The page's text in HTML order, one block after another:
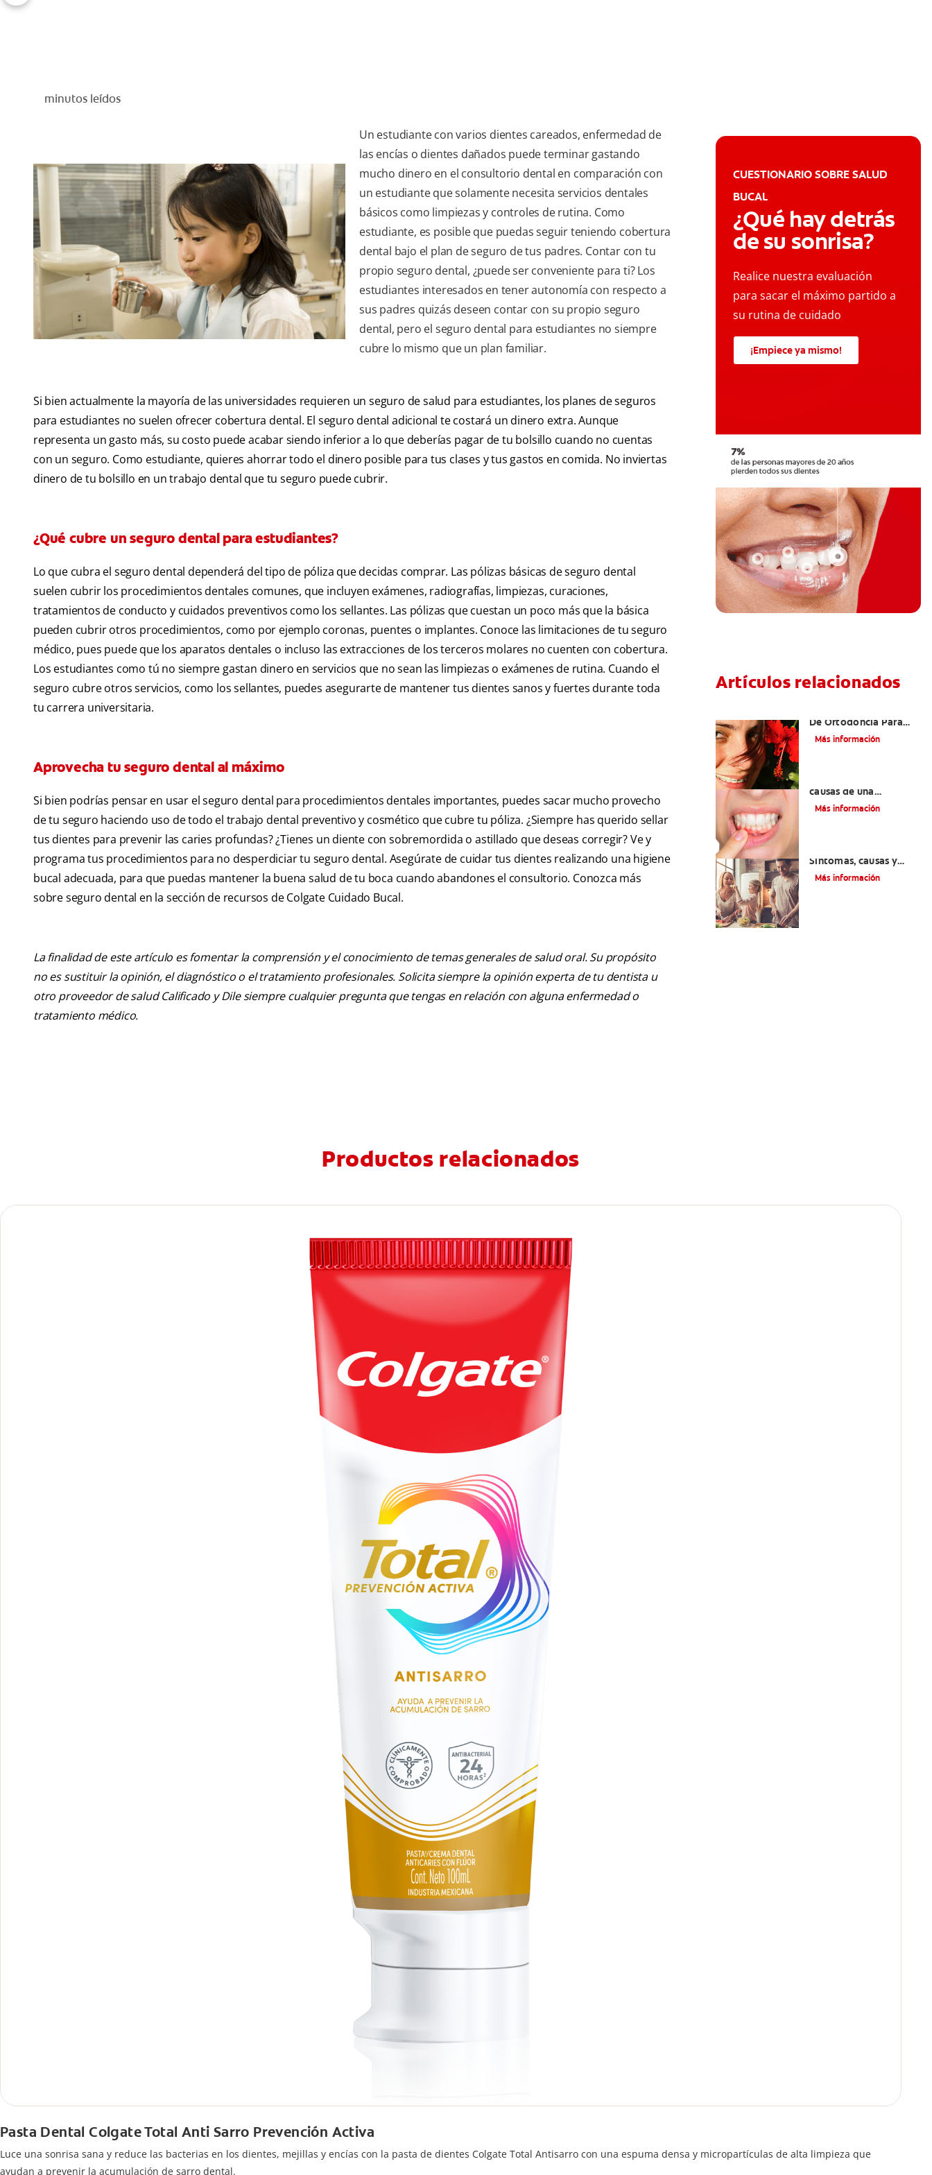
minutos leídos
Un estudiante con varios dientes careados, enfermedad de
las encías o dientes dañados puede terminar gastando
mucho dinero en el consultorio dental en comparación con
un estudiante que solamente necesita servicios dentales
básicos como limpiezas y controles de rutina. Como
estudiante, es posible que puedas seguir teniendo cobertura
dental bajo el plan de seguro de tus padres. Contar con tu
propio seguro dental, ¿puede ser conveniente para ti? Los
estudiantes interesados en tener autonomía con respecto a
sus padres quizás deseen contar con su propio seguro
dental, pero el seguro dental para estudiantes no siempre
cubre lo mismo que un plan familiar.
Si bien actualmente la mayoría de las universidades requieren un seguro de salud para estudiantes, los planes de seguros
para estudiantes no suelen ofrecer cobertura dental. El seguro dental adicional te costará un dinero extra. Aunque
representa un gasto más, su costo puede acabar siendo inferior a lo que deberías pagar de tu bolsillo cuando no cuentas
con un seguro. Como estudiante, quieres ahorrar todo el dinero posible para tus clases y tus gastos en comida. No inviertas
dinero de tu bolsillo en un trabajo dental que tu seguro puede cubrir.
¿Qué cubre un seguro dental para estudiantes?
Lo que cubra el seguro dental dependerá del tipo de póliza que decidas comprar. Las pólizas básicas de seguro dental
suelen cubrir los procedimientos dentales comunes, que incluyen exámenes, radiografías, limpiezas, curaciones,
tratamientos de conducto y cuidados preventivos como los sellantes. Las pólizas que cuestan un poco más que la básica
pueden cubrir otros procedimientos, como por ejemplo coronas, puentes o implantes. Conoce las limitaciones de tu seguro
médico, pues puede que los aparatos dentales o incluso las extracciones de los terceros molares no cuenten con cobertura.
Los estudiantes como tú no siempre gastan dinero en servicios que no sean las limpiezas o exámenes de rutina. Cuando el
seguro cubre otros servicios, como los sellantes, puedes asegurarte de mantener tus dientes sanos y fuertes durante toda
tu carrera universitaria.
Aprovecha tu seguro dental al máximo
Si bien podrías pensar en usar el seguro dental para procedimientos dentales importantes, puedes sacar mucho provecho
de tu seguro haciendo uso de todo el trabajo dental preventivo y cosmético que cubre tu póliza. ¿Siempre has querido sellar
tus dientes para prevenir las caries profundas? ¿Tienes un diente con sobremordida o astillado que deseas corregir? Ve y
programa tus procedimientos para no desperdiciar tu seguro dental. Asegúrate de cuidar tus dientes realizando una higiene
bucal adecuada, para que puedas mantener la buena salud de tu boca cuando abandones el consultorio. Conozca más
sobre seguro dental en la sección de recursos de Colgate Cuidado Bucal.
La finalidad de este artículo es fomentar la comprensión y el conocimiento de temas generales de salud oral. Su propósito
no es sustituir la opinión, el diagnóstico o el tratamiento profesionales. Solicita siempre la opinión experta de tu dentista u
otro proveedor de salud Calificado y Dile siempre cualquier pregunta que tengas en relación con alguna enfermedad o
tratamiento médico.
CUESTIONARIO SOBRE SALUD
BUCAL
¿Qué hay detrás
de su sonrisa?
Realice nuestra evaluación
para sacar el máximo partido a
su rutina de cuidado
¡Empiece ya mismo!
Artículos relacionados
De Ortodoncia Para
Adultos
Más información
causas de una
inflamación de encía
Más información
Síntomas, causas y
tratamiento
Más información
Productos relacionados
Pasta Dental Colgate Total Anti Sarro Prevención Activa
Luce una sonrisa sana y reduce las bacterias en los dientes, mejillas y encías con la pasta de dientes Colgate Total Antisarro con una espuma densa y micropartículas de alta limpieza que
ayudan a prevenir la acumulación de sarro dental.